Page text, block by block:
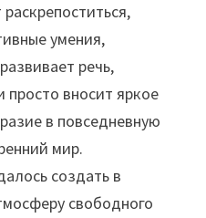
умения,
речь,
вносит яркое
в повседневную
мир.
создать в
свободного